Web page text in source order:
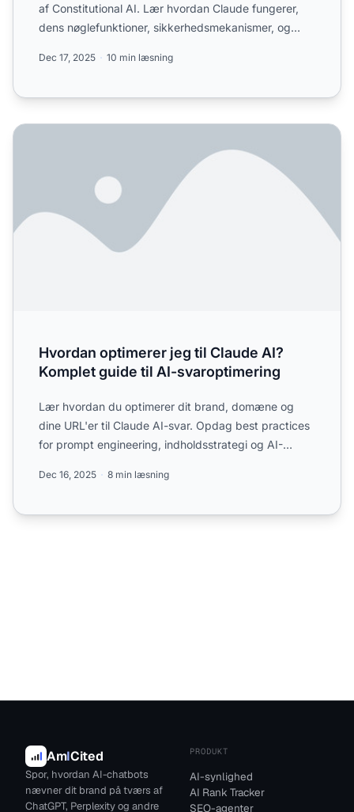
af Constitutional AI. Lær hvordan Claude fungerer,
dens nøglefunktioner, sikkerhedsmekanismer, og
Dec 17, 2025 10 min læsning
Hvordan optimerer jeg til Claude AI? Komplet guide til
Hvordan optimerer jeg til Claude AI?
Komplet guide til AI-svaroptimering
Lær hvordan du optimerer dit brand, domæne og
dine URL'er til Claude AI-svar. Opdag best practices
for prompt engineering, indholdsstrategi og AI-
Dec 16, 2025 8 min læsning
AmICited
Spor, hvordan AI-chatbots
nævner dit brand på tværs af
ChatGPT, Perplexity og andre
PRODUKT
AI-synlighed
AI Rank Tracker
SEO-agenter